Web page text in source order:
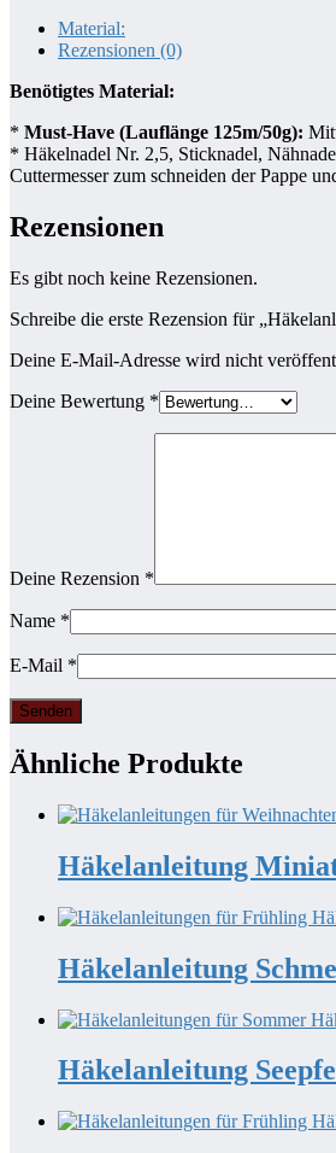
Material:
Rezensionen (0)
Benötigtes Material:
* Must-Have (Lauflänge 125m/50g):
* Häkelnadel Nr. 2,5, Sticknadel,
Cuttermesser zum schneiden der Pappe
Rezensionen
Es gibt noch keine Rezensionen.
Schreibe die erste Rezension für
Deine E-Mail-Adresse wird nicht
Deine Bewertung *
Deine Rezension *
Name *
E-Mail *
Ähnliche Produkte
Häkelanleitung
Häkelanleitung
Häkelanleitung